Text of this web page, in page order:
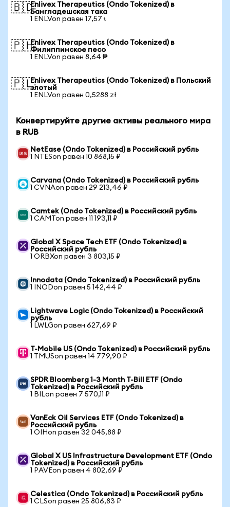
🇧🇩Enlivex Therapeutics (Ondo Tokenized) в
Бангладешская така
1 ENLVon равен 17,57 ৳
🇵🇭Enlivex Therapeutics (Ondo Tokenized) в
Филиппинское песо
1 ENLVon равен 8,64 ₱
🇵🇱Enlivex Therapeutics (Ondo Tokenized) в Польский
злотый
1 ENLVon равен 0,5288 zł
Конвертируйте другие активы реального мира
в RUB
NetEase (Ondo Tokenized) в Российский рубль
1 NTESon равен 10 868,15 ₽
Carvana (Ondo Tokenized) в Российский рубль
1 CVNAon равен 29 213,46 ₽
Camtek (Ondo Tokenized) в Российский рубль
1 CAMTon равен 11 193,11 ₽
Global X Space Tech ETF (Ondo Tokenized) в
Российский рубль
1 ORBXon равен 3 803,15 ₽
Innodata (Ondo Tokenized) в Российский рубль
1 INODon равен 5 142,44 ₽
Lightwave Logic (Ondo Tokenized) в Российский
рубль
1 LWLGon равен 627,69 ₽
T-Mobile US (Ondo Tokenized) в Российский рубль
1 TMUSon равен 14 779,90 ₽
SPDR Bloomberg 1-3 Month T-Bill ETF (Ondo
Tokenized) в Российский рубль
1 BILon равен 7 570,11 ₽
VanEck Oil Services ETF (Ondo Tokenized) в
Российский рубль
1 OIHon равен 32 045,88 ₽
Global X US Infrastructure Development ETF (Ondo
Tokenized) в Российский рубль
1 PAVEon равен 4 802,69 ₽
Celestica (Ondo Tokenized) в Российский рубль
1 CLSon равен 25 806,83 ₽